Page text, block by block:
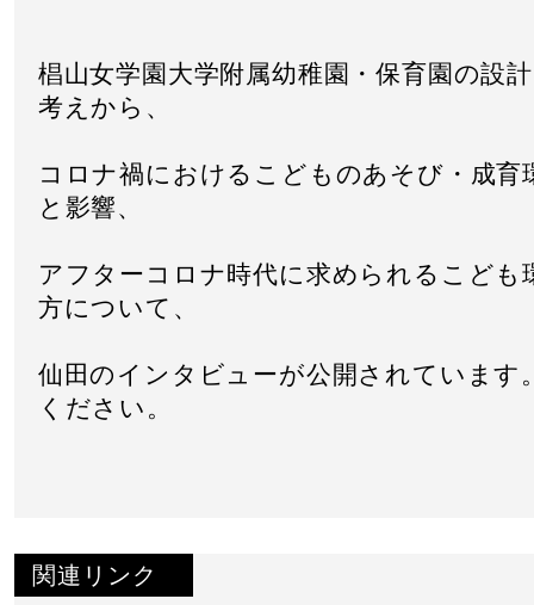
椙山女学園大学附属幼稚園・保育園の設
考えから、
コロナ禍におけるこどものあそび・成育
と影響、
アフターコロナ時代に求められるこども
方について、
仙田のインタビューが公開されています
ください。
関連リンク